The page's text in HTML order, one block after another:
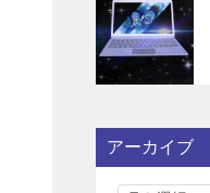
アーカイブ